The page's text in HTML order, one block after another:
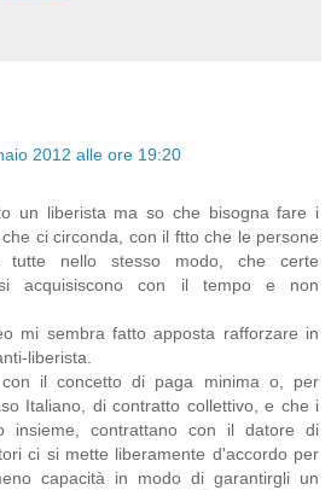
2012 alle ore 19:20
un liberista ma so che bisogna fare i
ci circonda, con il ftto che le persone
tutte nello stesso modo, che certe
si acquisiscono con il tempo e non
mi sembra fatto apposta rafforzare in
liberista.
il concetto di paga minima o, per
Italiano, di contratto collettivo, e che i
insieme, contrattano con il datore di
ci si mette liberamente d'accordo per
capacità in modo di garantirgli un